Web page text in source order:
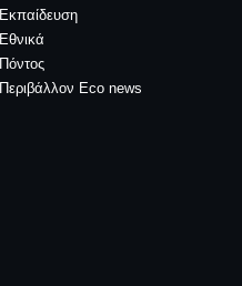
Εκπαίδευση
Εθνικά
Πόντος
Περιβάλλον Eco news